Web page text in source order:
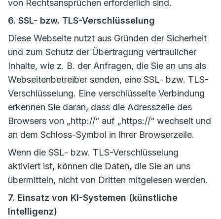
von Rechtsansprüchen erforderlich sind.
6. SSL- bzw. TLS-Verschlüsselung
Diese Webseite nutzt aus Gründen der Sicherheit
und zum Schutz der Übertragung vertraulicher
Inhalte, wie z. B. der Anfragen, die Sie an uns als
Webseitenbetreiber senden, eine SSL- bzw. TLS-
Verschlüsselung. Eine verschlüsselte Verbindung
erkennen Sie daran, dass die Adresszeile des
Browsers von „http://“ auf „https://“ wechselt und
an dem Schloss-Symbol in Ihrer Browserzeile.
Wenn die SSL- bzw. TLS-Verschlüsselung
aktiviert ist, können die Daten, die Sie an uns
übermitteln, nicht von Dritten mitgelesen werden.
7. Einsatz von KI-Systemen (künstliche
Intelligenz)